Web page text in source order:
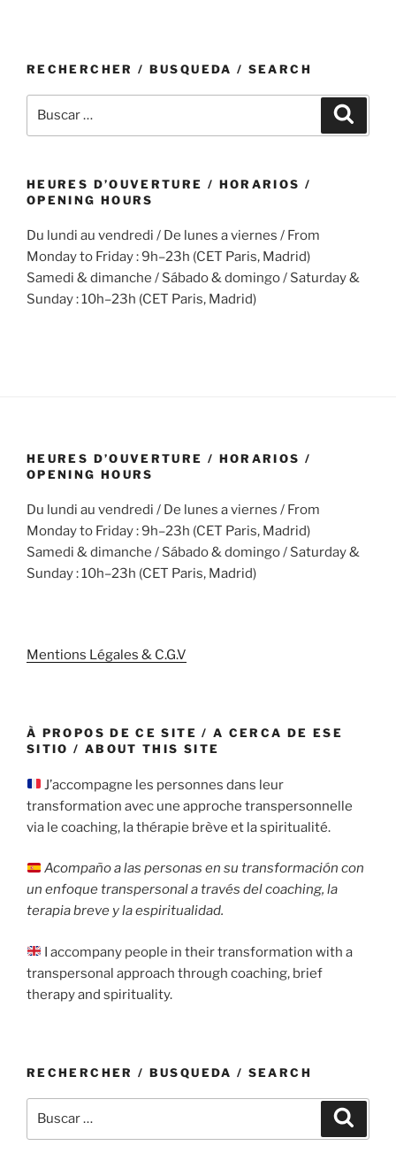
RECHERCHER / BUSQUEDA / SEARCH
por:
HEURES D’OUVERTURE / HORARIOS /
OPENING HOURS
Du lundi au vendredi / De lunes a viernes / From
Monday to Friday : 9h–23h (CET Paris, Madrid)
Samedi & dimanche / Sábado & domingo / Saturday &
Sunday : 10h–23h (CET Paris, Madrid)
HEURES D’OUVERTURE / HORARIOS /
OPENING HOURS
Du lundi au vendredi / De lunes a viernes / From
Monday to Friday : 9h–23h (CET Paris, Madrid)
Samedi & dimanche / Sábado & domingo / Saturday &
Sunday : 10h–23h (CET Paris, Madrid)
Mentions Légales & C.G.V
À PROPOS DE CE SITE / A CERCA DE ESE
SITIO / ABOUT THIS SITE
J’accompagne les personnes dans leur
transformation avec une approche transpersonnelle
via le coaching, la thérapie brève et la spiritualité.
Acompaño a las personas en su transformación con
un enfoque transpersonal a través del coaching, la
terapia breve y la espiritualidad.
I accompany people in their transformation with a
transpersonal approach through coaching, brief
therapy and spirituality.
RECHERCHER / BUSQUEDA / SEARCH
por: